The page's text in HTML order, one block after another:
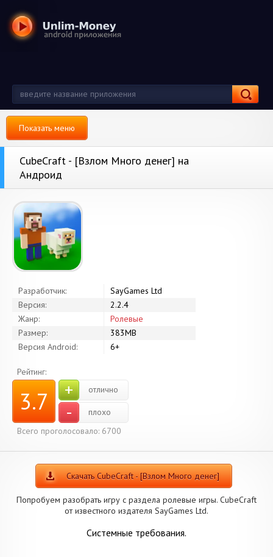
Показать меню
CubeCraft - [Взлом Много денег] на
Андроид
Разработчик:
SayGames Ltd
Версия:
2.2.4
Жанр:
Ролевые
Размер:
383MB
Версия Android:
6+
Рейтинг:
3.7 + отлично
-
плохо
Всего проголосовало: 6700
Скачать CubeCraft - [Взлом Много денег]
Попробуем разобрать игру с раздела ролевые игры. CubeCraft
от известного издателя SayGames Ltd.
Системные требования.